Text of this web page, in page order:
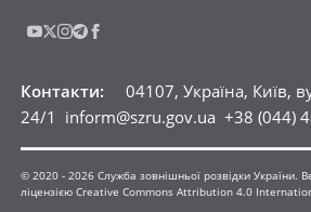
Контакти:
04107, Україна, Київ,
24/1 inform@szru.gov.ua +38 (044)
© 2020 -2026 Служба зовнішньої розвідки України.
ліцензією Creative Commons Attribution 4.0